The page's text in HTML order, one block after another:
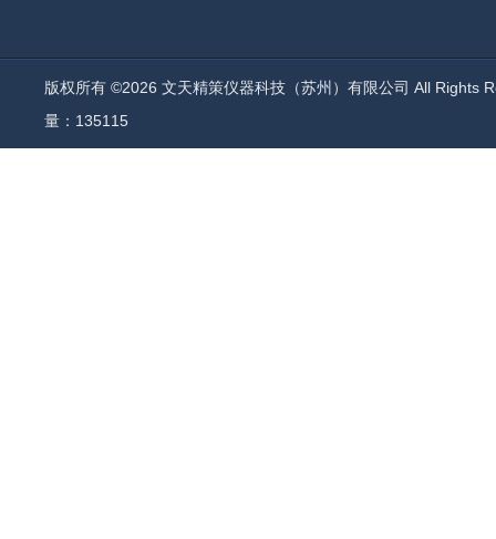
版权所有 ©2026 文天精策仪器科技（苏州）有限公司 All
量：135115